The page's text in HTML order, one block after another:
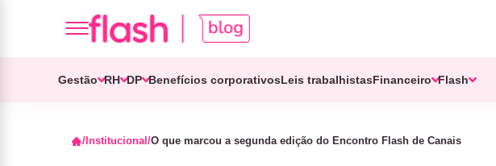
Gestão RH DP Benefícios corporativosLeis trabalhistasFinanceiro Flash
Institucional O que marcou a segunda edição do Encontro Flash de Canais